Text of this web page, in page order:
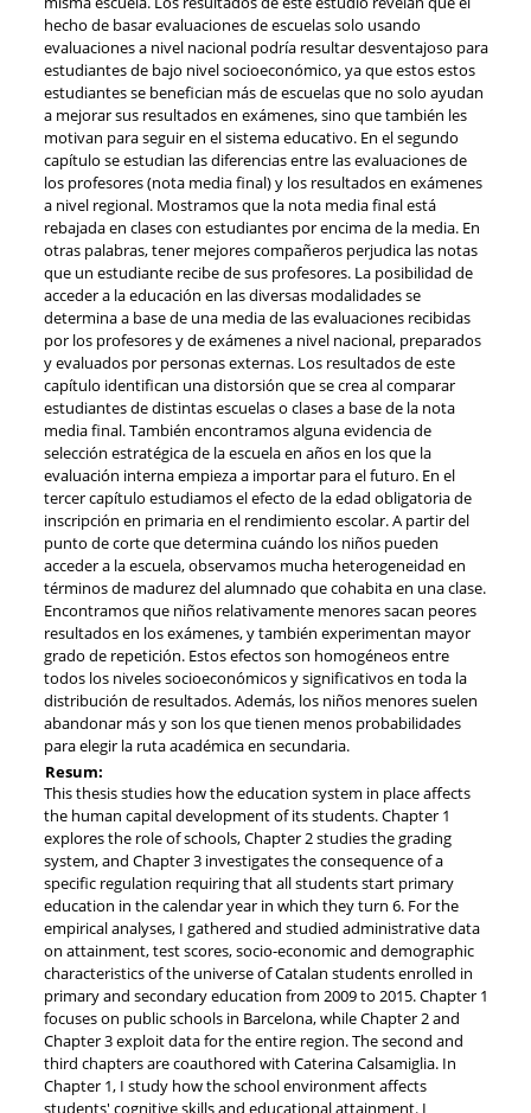
hecho de basar evaluaciones de escuelas solo usando
evaluaciones a nivel nacional podría resultar desventajoso para
estudiantes de bajo nivel socioeconómico, ya que estos estos
estudiantes se benefician más de escuelas que no solo ayudan
a mejorar sus resultados en exámenes, sino que también les
motivan para seguir en el sistema educativo. En el segundo
capítulo se estudian las diferencias entre las evaluaciones de
los profesores (nota media final) y los resultados en exámenes
a nivel regional. Mostramos que la nota media final está
rebajada en clases con estudiantes por encima de la media. En
otras palabras, tener mejores compañeros perjudica las notas
que un estudiante recibe de sus profesores. La posibilidad de
acceder a la educación en las diversas modalidades se
determina a base de una media de las evaluaciones recibidas
por los profesores y de exámenes a nivel nacional, preparados
y evaluados por personas externas. Los resultados de este
capítulo identifican una distorsión que se crea al comparar
estudiantes de distintas escuelas o clases a base de la nota
media final. También encontramos alguna evidencia de
selección estratégica de la escuela en años en los que la
evaluación interna empieza a importar para el futuro. En el
tercer capítulo estudiamos el efecto de la edad obligatoria de
inscripción en primaria en el rendimiento escolar. A partir del
punto de corte que determina cuándo los niños pueden
acceder a la escuela, observamos mucha heterogeneidad en
términos de madurez del alumnado que cohabita en una clase.
Encontramos que niños relativamente menores sacan peores
resultados en los exámenes, y también experimentan mayor
grado de repetición. Estos efectos son homogéneos entre
todos los niveles socioeconómicos y significativos en toda la
distribución de resultados. Además, los niños menores suelen
abandonar más y son los que tienen menos probabilidades
para elegir la ruta académica en secundaria.
Resum:
This thesis studies how the education system in place affects
the human capital development of its students. Chapter 1
explores the role of schools, Chapter 2 studies the grading
system, and Chapter 3 investigates the consequence of a
specific regulation requiring that all students start primary
education in the calendar year in which they turn 6. For the
empirical analyses, I gathered and studied administrative data
on attainment, test scores, socio-economic and demographic
characteristics of the universe of Catalan students enrolled in
primary and secondary education from 2009 to 2015. Chapter 1
focuses on public schools in Barcelona, while Chapter 2 and
Chapter 3 exploit data for the entire region. The second and
third chapters are coauthored with Caterina Calsamiglia. In
Chapter 1, I study how the school environment affects
students' cognitive skills and educational attainment. I